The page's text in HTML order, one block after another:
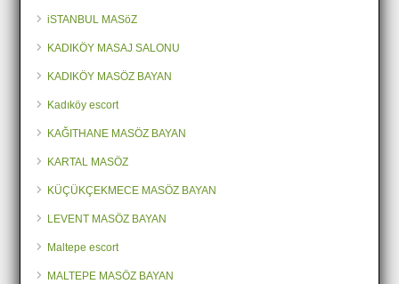
iSTANBUL MASöZ
KADIKÖY MASAJ SALONU
KADIKÖY MASÖZ BAYAN
Kadıköy escort
KAĞITHANE MASÖZ BAYAN
KARTAL MASÖZ
KÜÇÜKÇEKMECE MASÖZ BAYAN
LEVENT MASÖZ BAYAN
Maltepe escort
MALTEPE MASÖZ BAYAN